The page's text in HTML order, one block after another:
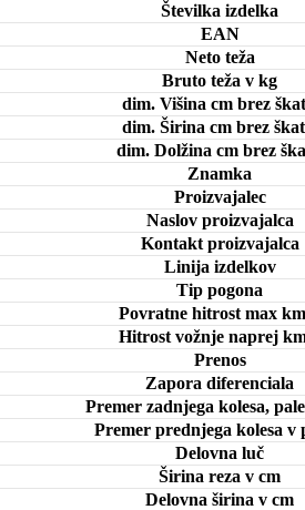
Številka izdelka
EAN
Neto teža
Bruto teža v kg
dim. Višina cm brez
dim. Širina cm brez
dim. Dolžina cm brez
Znamka
Proizvajalec
Naslov proizvajalca
Kontakt proizvajalca
Linija izdelkov
Tip pogona
Povratne hitrost max
Hitrost vožnje naprej
Prenos
Zapora diferenciala
Premer zadnjega kolesa,
Premer prednjega kolesa v
Delovna luč
Širina reza v cm
Delovna širina v cm